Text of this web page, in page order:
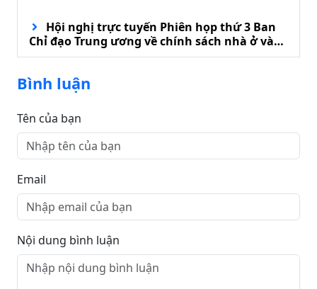
Hội nghị trực tuyến Phiên họp thứ 3 Ban
Chỉ đạo Trung ương về chính sách nhà ở và
phát triển thị trường bất động sản
Bình luận
Tên của bạn
Email
Nội dung bình luận